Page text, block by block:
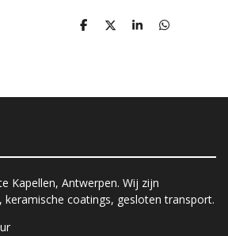
D
D
S
D
Kapellen, Antwerpen. Wij zijn
keramische coatings, gesloten transport.